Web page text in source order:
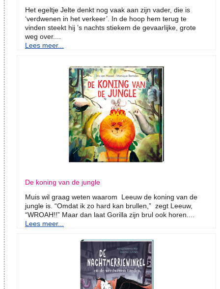
Het egeltje Jelte denkt nog vaak aan zijn vader, die is
‘verdwenen in het verkeer’. In de hoop hem terug te
vinden steekt hij ’s nachts stiekem de gevaarlijke, grote
weg over....
Lees meer...
De koning van de jungle
Muis wil graag weten waarom Leeuw de koning van de
jungle is. “Omdat ik zo hard kan brullen,” zegt Leeuw,
“WROAH!!” Maar dan laat Gorilla zijn brul ook horen....
Lees meer...